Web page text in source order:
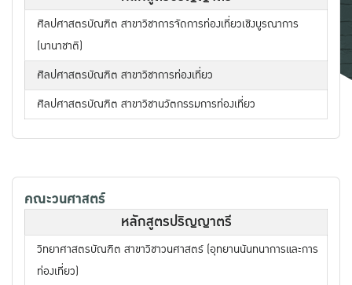
ศิลปศาสตรบัณฑิต สาขาวิชาการจัดการท่องเที่ยวเชิงบูรณาการ
(นานาชาติ)
ศิลปศาสตรบัณฑิต สาขาวิชาการท่องเที่ยว
ศิลปศาสตรบัณฑิต สาขาวิชานวัตกรรมการท่องเที่ยว
คณะวนศาสตร์
หลักสูตรปริญญาตรี
วิทยาศาสตรบัณฑิต สาขาวิชาวนศาสตร์ (อุทยานนันทนาการและการ
ท่องเที่ยว)